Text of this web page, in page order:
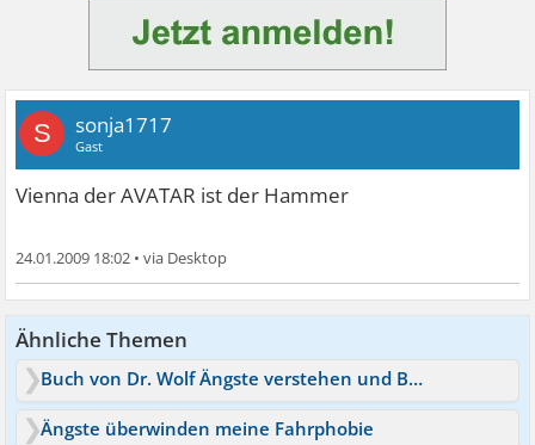
S sonja1717
Gast
Vienna der AVATAR ist der Hammer
24.01.2009 18:02 •
Ähnliche Themen
Buch von Dr. Wolf Ängste verstehen und Bewältigen
Ängste überwinden meine Fahrphobie